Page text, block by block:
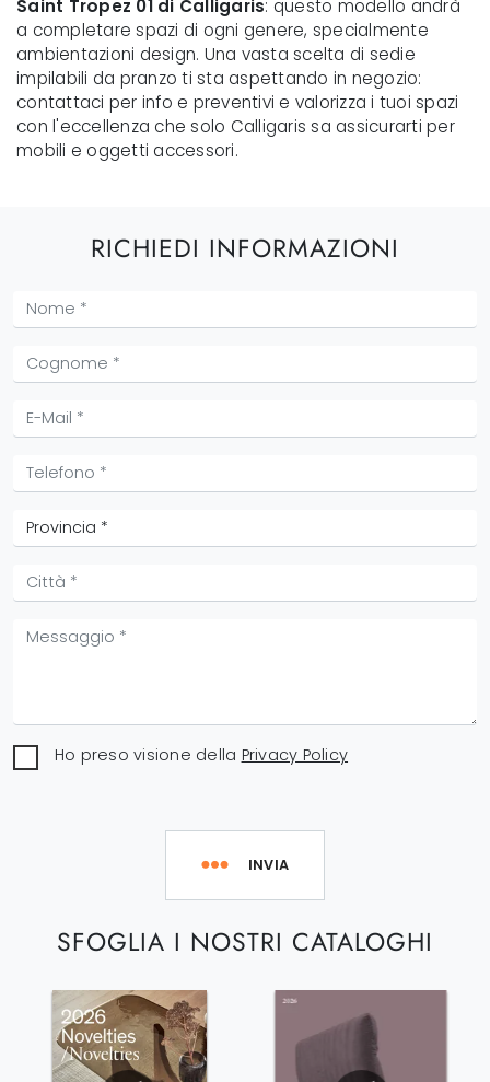
Saint Tropez 01 di Calligaris: questo modello andrà
a completare spazi di ogni genere, specialmente
ambientazioni design. Una vasta scelta di sedie
impilabili da pranzo ti sta aspettando in negozio:
contattaci per info e preventivi e valorizza i tuoi spazi
con l'eccellenza che solo Calligaris sa assicurarti per
mobili e oggetti accessori.
SFOGLIA I NOSTRI CATALOGHI
RICHIEDI INFORMAZIONI
Ho preso visione della Privacy Policy
INVIA